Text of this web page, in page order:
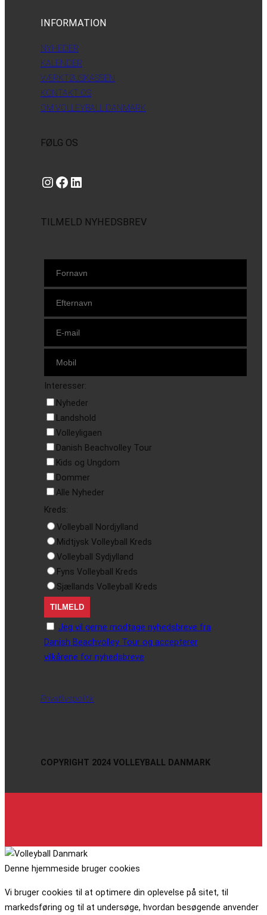
INFORMATION
NYHEDER
KALENDER
VÆRKTØJSKASSEN
KONTAKT OS
OM VOLLEYBALL DANMARK
FØLG OS
Instagram https://www.facebook.com/danishbeachvolleytour LinkedIn
TILMELD NYHEDSBREV
Interesser:
Nyheder
Landshold
Volleyligaen
Danish Beachvolley Tour
Kids og Ungdom
Dommer
Alle Nyheder
Kreds:
Volleyball Nordjylland
Midtjysk Volleyball Kreds
Volleyball Sydjylland
Fyns Volleyball Kreds
Sjællands Volleyball Kreds
Jeg vil gerne modtage nyhedsbreve fra
Danish Beachvolley Tour og accepterer
vilkårene for nyhedsbreve
Privatlivspolitik
COPYRIGHT 2024 VOLLEYBALL DANMARK
Denne hjemmeside bruger cookies
Vi bruger cookies til at optimere din oplevelse på sitet, til
markedsføring og til at undersøge, hvordan besøgende anvender